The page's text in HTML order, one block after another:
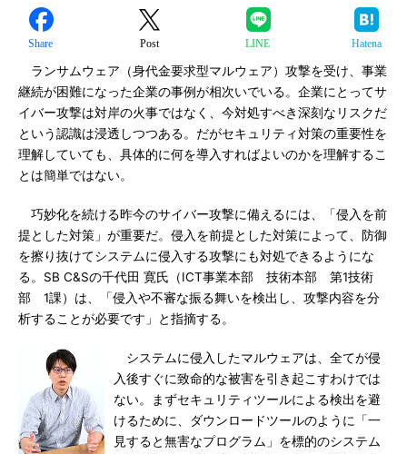
Share Post LINE Hatena
ランサムウェア（身代金要求型マルウェア）攻撃を受け、事業
継続が困難になった企業の事例が相次いでいる。企業にとってサ
イバー攻撃は対岸の火事ではなく、今対処すべき深刻なリスクだ
という認識は浸透しつつある。だがセキュリティ対策の重要性を
理解していても、具体的に何を導入すればよいのかを理解するこ
とは簡単ではない。
巧妙化を続ける昨今のサイバー攻撃に備えるには、「侵入を前
提とした対策」が重要だ。侵入を前提とした対策によって、防御
を擦り抜けてシステムに侵入する攻撃にも対処できるようにな
る。SB C&Sの千代田 寛氏（ICT事業本部 技術本部 第1技術
部 1課）は、「侵入や不審な振る舞いを検出し、攻撃内容を分
析することが必要です」と指摘する。
システムに侵入したマルウェアは、全てが侵
入後すぐに致命的な被害を引き起こすわけでは
ない。まずセキュリティツールによる検出を避
けるために、ダウンロードツールのように「一
見すると無害なプログラム」を標的のシステム